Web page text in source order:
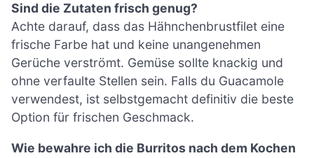
Sind die Zutaten frisch genug?
Achte darauf, dass das Hähnchenbrustfilet eine
frische Farbe hat und keine unangenehmen
Gerüche verströmt. Gemüse sollte knackig und
ohne verfaulte Stellen sein. Falls du Guacamole
verwendest, ist selbstgemacht definitiv die beste
Option für frischen Geschmack.
Wie bewahre ich die Burritos nach dem Kochen